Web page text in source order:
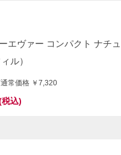
エヴァー コンパクト ナチ
ル）
常価格 ￥7,320
税込)